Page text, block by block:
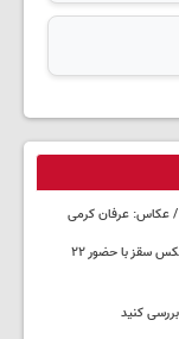
/ عکاس: عرفان کرمی
روایت کردستان در قاب تصویر؛ دومین نمایشگاه گروهی عکس سقز با حضور ۲۲
کنید